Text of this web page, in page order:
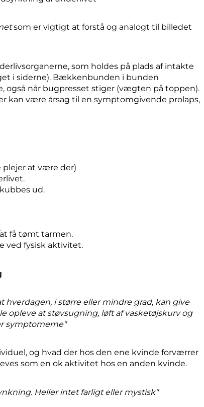
som er vigtigt at forstå og analogt til billedet
som holdes på plads af intakte
i siderne). Bækkenbunden i bunden
også når bugpresset stiger (vægten på toppen).
kan være årsag til en symptomgivende prolaps,
plejer at være der)
ud.
få tømt tarmen.
ved fysisk aktivitet.
hverdagen, i større eller mindre grad, kan give
opleve at støvsugning, løft af vasketøjskurv og
symptomerne"
og hvad der hos den ene kvinde forværrer
som en ok aktivitet hos en anden kvinde.
Heller intet farligt eller mystisk"